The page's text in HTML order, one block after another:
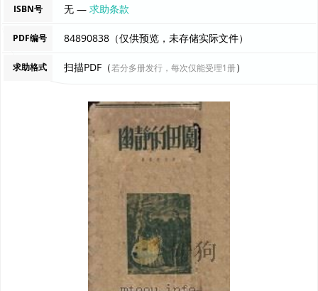
ISBN号 无 —求助条款
PDF编号 84890838（仅供预览，未存储实际文件）
求助格式 扫描PDF（若分多册发行，每次仅能受理1册）